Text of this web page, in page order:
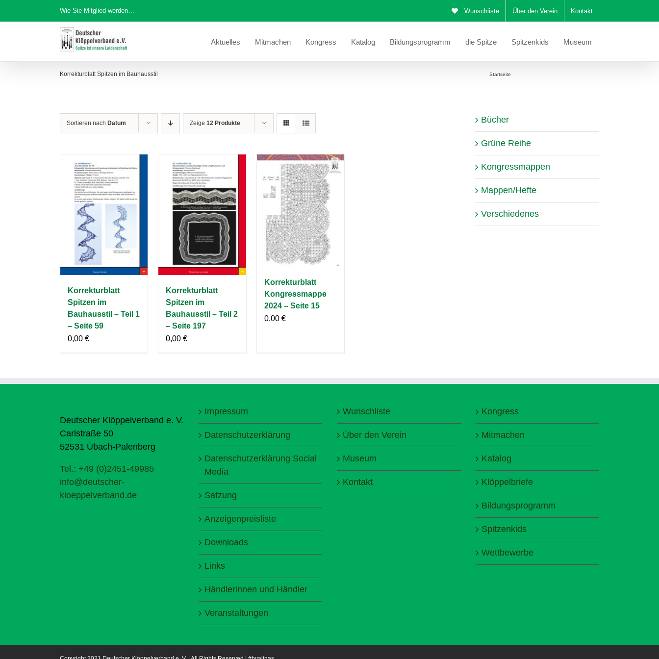
Inhalt
Wie Sie Mitglied werden… Wunschliste Über den Verein Kontakt
Aktuelles Mitmachen Kongress Katalog Bildungsprogramm die Spitze Spitzenkids Museum
Korrekturblatt Spitzen im Bauhausstil Startseite
Sortieren nach Datum Zeige 12 Produkte
Korrekturblatt
Spitzen im
Bauhausstil – Teil 1
– Seite 59
0,00 €
Korrekturblatt
Spitzen im
Bauhausstil – Teil 2
– Seite 197
0,00€
Korrekturblatt
Kongressmappe
2024 – Seite 15
0,00 €
Bücher
Grüne Reihe
Kongressmappen
Mappen/Hefte
Verschiedenes
Deutscher Klöppelverband e. V.
Carlstraße 50
52531 Übach-Palenberg
Tel.: +49 (0)2451-49985
info@deutscher-
kloeppelverband.de
Impressum
Datenschutzerklärung
Datenschutzerklärung Social
Media
Satzung
Anzeigenpreisliste
Downloads
Links
Händlerinnen und Händler
Veranstaltungen
Wunschliste
Über den Verein
Museum
Kontakt
Kongress
Mitmachen
Katalog
Klöppelbriefe
Bildungsprogramm
Spitzenkids
Wettbewerbe